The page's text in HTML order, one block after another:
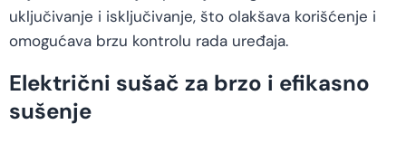
uključivanje i isključivanje, što olakšava korišćenje i
omogućava brzu kontrolu rada uređaja.
Električni sušač za brzo i efikasno
sušenje